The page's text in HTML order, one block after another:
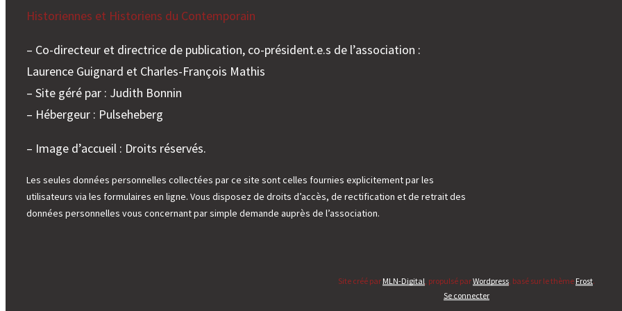
allemande
(XIXe-
Historiennes et Historiens du Contemporain
– Co-directeur et directrice de publication, co-président.e.s de l’association :
Laurence Guignard et Charles-François Mathis
– Site géré par : Judith Bonnin
– Hébergeur : Pulseheberg
– Image d’accueil : Droits réservés.
Les seules données personnelles collectées par ce site sont celles fournies explicitement par les
utilisateurs via les formulaires en ligne. Vous disposez de droits d’accès, de rectification et de retrait des
données personnelles vous concernant par simple demande auprès de l’association.
Site créé par MLN-Digital, propulsé parWordpress, basé sur le thème Frost.
Se connecter